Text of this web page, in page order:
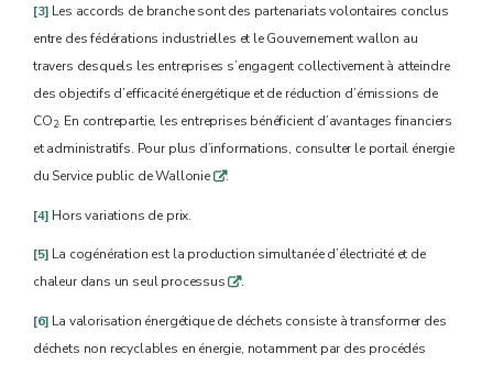
[3] Les accords de branche sont des partenariats volontaires conclus
entre des fédérations industrielles et le Gouvernement wallon au
travers desquels les entreprises s’engagent collectivement à atteindre
des objectifs d’efficacité énergétique et de réduction d’émissions de
CO2. En contrepartie, les entreprises bénéficient d’avantages financiers
et administratifs. Pour plus d’informations, consulter le portail énergie
du Service public de Wallonie q.
[4] Hors variations de prix.
[5] La cogénération est la production simultanée d’électricité et de
chaleur dans un seul processus q.
[6] La valorisation énergétique de déchets consiste à transformer des
déchets non recyclables en énergie, notamment par des procédés